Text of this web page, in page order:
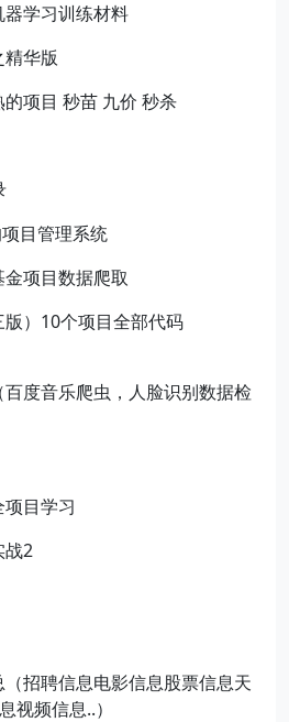
学习训练材料
华版
项目 秒苗 九价 秒杀
目管理系统
项目数据爬取
）10个项目全部代码
度音乐爬虫，人脸识别数据检
目学习
战2
招聘信息电影信息股票信息天
视频信息..）